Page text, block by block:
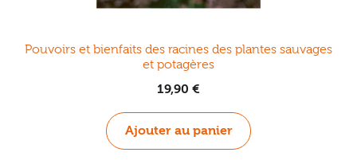
Pouvoirs et bienfaits des racines des plantes sauvages
et potagères
19,90 €
Ajouter au panier